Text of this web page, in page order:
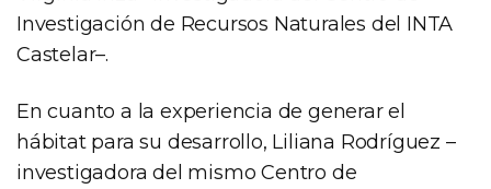
Investigación de Recursos Naturales del INTA
Castelar–.
En cuanto a la experiencia de generar el
hábitat para su desarrollo, Liliana Rodríguez –
investigadora del mismo Centro de